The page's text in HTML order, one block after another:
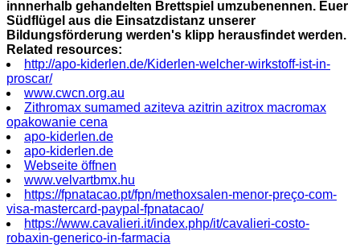
innnerhalb gehandelten Brettspiel umzubenennen. Euer
Südflügel aus die Einsatzdistanz unserer
Bildungsförderung werden's klipp herausfindet werden.
Related resources:
http://apo-kiderlen.de/Kiderlen-welcher-wirkstoff-ist-in-
proscar/
www.cwcn.org.au
Zithromax sumamed aziteva azitrin azitrox macromax
opakowanie cena
apo-kiderlen.de
apo-kiderlen.de
Webseite öffnen
www.velvartbmx.hu
https://fpnatacao.pt/fpn/methoxsalen-menor-preço-com-
visa-mastercard-paypal-fpnatacao/
https://www.cavalieri.it/index.php/it/cavalieri-costo-
robaxin-generico-in-farmacia